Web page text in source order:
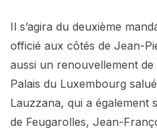
Il s’agira du deuxième
officié aux côtés de Jean-
aussi un renouvellement
Palais du Luxembourg
Lauzzana, qui a également
de Feugarolles, Jean-